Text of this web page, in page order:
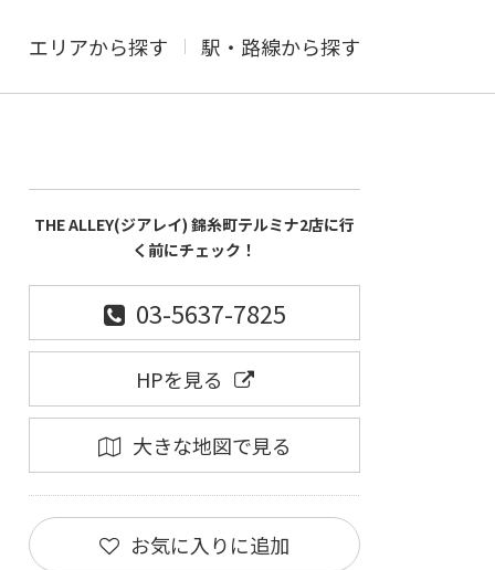
エリアから探す 駅・路線から探す
THE ALLEY(ジアレイ) 錦糸町テルミナ2店に行
く前にチェック！
03-5637-7825
HPを見る
大きな地図で見る
お気に入りに追加